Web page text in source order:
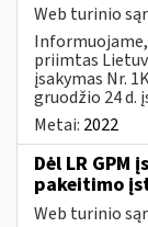
Web turinio
Informuojame,
priimtas
įsakymas Nr.
gruodžio 24 d.
Metai: 2022
Dėl LR
pakeitimo
Web turinio